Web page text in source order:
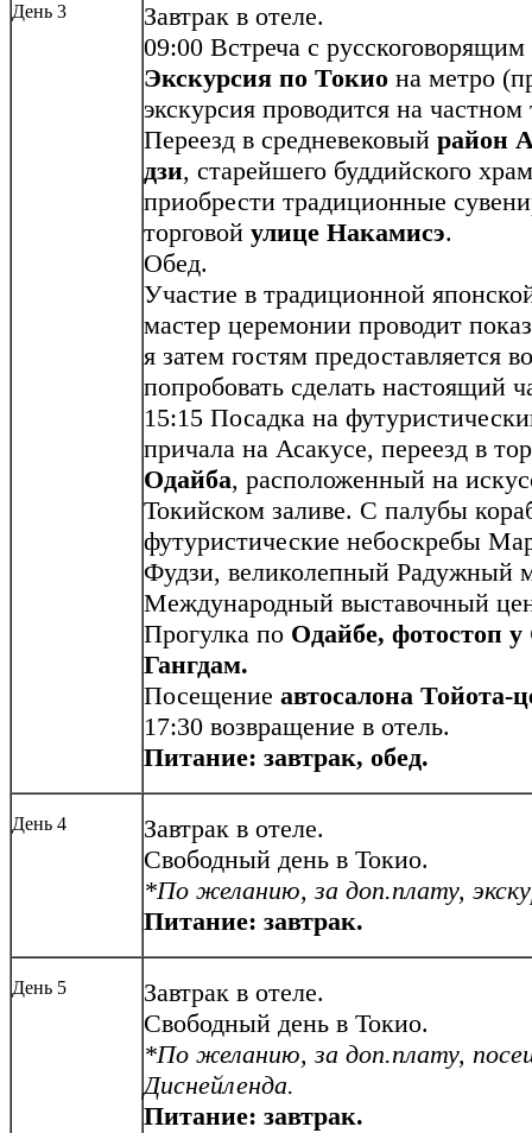
День 3
Завтрак в отеле.
09:00 Встреча с
Экскурсия по Токио на метро
экскурсия проводится на частном
Переезд в средневековый район
дзи, старейшего буддийского
приобрести традиционные
торговой улице Накамисэ.
Обед.
Участие в традиционной
мастер церемонии проводит
я затем гостям предоставляется
попробовать сделать настоящий
15:15 Посадка на
причала на Асакусе, переезд в
Одайба, расположенный на
Токийском заливе. С палубы
футуристические небоскребы
Фудзи, великолепный Радужный
Международный выставочный
Прогулка по Одайбе, фотостоп
Гангдам.
Посещение автосалона Тойота-
17:30 возвращение в отель.
Питание: завтрак, обед.
День 4
Завтрак в отеле.
Свободный день в Токио.
*По желанию, за доп.плату,
Питание: завтрак.
День 5
Завтрак в отеле.
Свободный день в Токио.
*По желанию, за доп.плату,
Диснейленда.
Питание: завтрак.